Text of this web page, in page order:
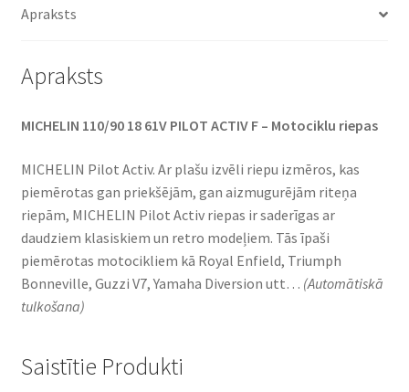
Apraksts
Apraksts
MICHELIN 110/90 18 61V PILOT ACTIV F – Motociklu riepas
MICHELIN Pilot Activ. Ar plašu izvēli riepu izmēros, kas
piemērotas gan priekšējām, gan aizmugurējām riteņa
riepām, MICHELIN Pilot Activ riepas ir saderīgas ar
daudziem klasiskiem un retro modeļiem. Tās īpaši
piemērotas motocikliem kā Royal Enfield, Triumph
Bonneville, Guzzi V7, Yamaha Diversion utt… (Automātiskā
tulkošana)
Saistītie Produkti